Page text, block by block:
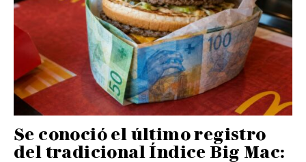
Se conoció el último registro
del tradicional Índice Big Mac: